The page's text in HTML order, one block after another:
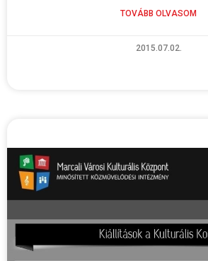
TOVÁBB OLVASOM
2015.07.02.